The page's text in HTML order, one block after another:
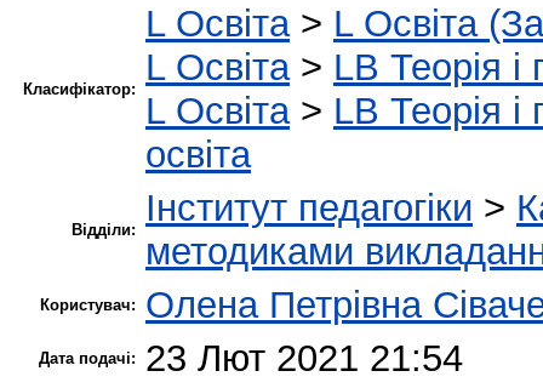
Класифікатор:
L Освіта> L Освіта
L Освіта> LB Теорія і
L Освіта> LB Теорія і
освіта
Відділи:
Інститут педагогіки >
методиками
Користувач: Олена Петрівна
Дата подачі: 23 Лют 2021 21:54